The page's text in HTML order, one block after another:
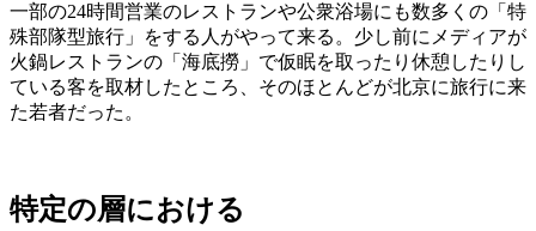
一部の24時間営業のレストランや公衆浴場にも数多くの「特
殊部隊型旅行」をする人がやって来る。少し前にメディアが
火鍋レストランの「海底撈」で仮眠を取ったり休憩したりし
ている客を取材したところ、そのほとんどが北京に旅行に来
た若者だった。
特定の層における